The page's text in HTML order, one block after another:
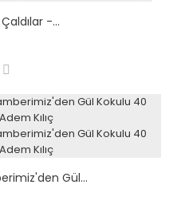
-...
Gül...